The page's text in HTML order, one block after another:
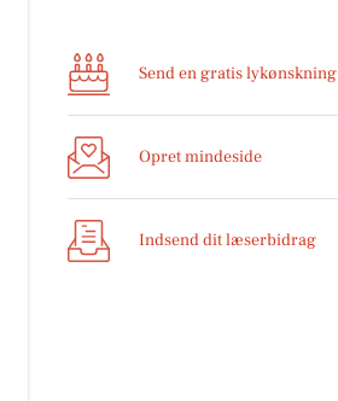
Send en gratis lykønskning
Opret mindeside
Indsend dit læserbidrag